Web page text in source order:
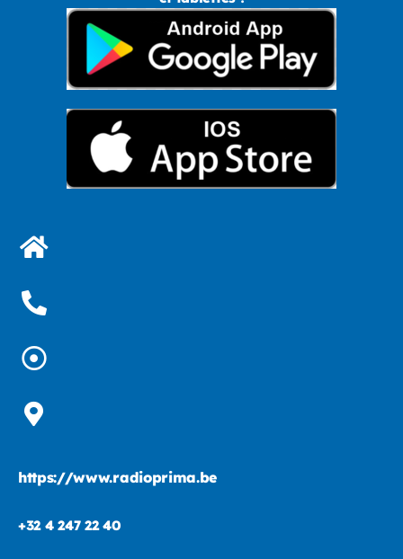
https://www.radioprima.be
+32 4 247 22 40